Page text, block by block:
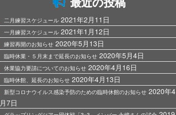
二月練習スケジュール 2021年2月11日
一月練習スケジュール 2021年1月12日
練習再開のお知らせ 2020年5月13日
臨時休業・５月末まで延長のお知らせ 2020年5月4日
休業協力要請についてのお知らせ 2020年4月16日
臨時休館、延長のお知らせ 2020年4月13日
新型コロナウイルス感染予防のための臨時休館のお知らせ 2020年4
月7日